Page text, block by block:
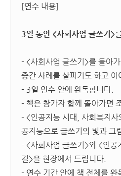
[연수 내용]
3일 동안 <사회사업 글쓰기>
- <사회사업 글쓰기>를 돌아
중간 사례를 살피기도 하고
- 3일 연수 안에 완독합니다.
- 책은 참가자 함께 돌아가면
- <인공지능 시대, 사회복지
공지능으로 글쓰기의 빛과 그
- <사회사업 글쓰기>와 <인공
길>을 현장에서 드립니다.
- 연수 기간 안에 책 전체를